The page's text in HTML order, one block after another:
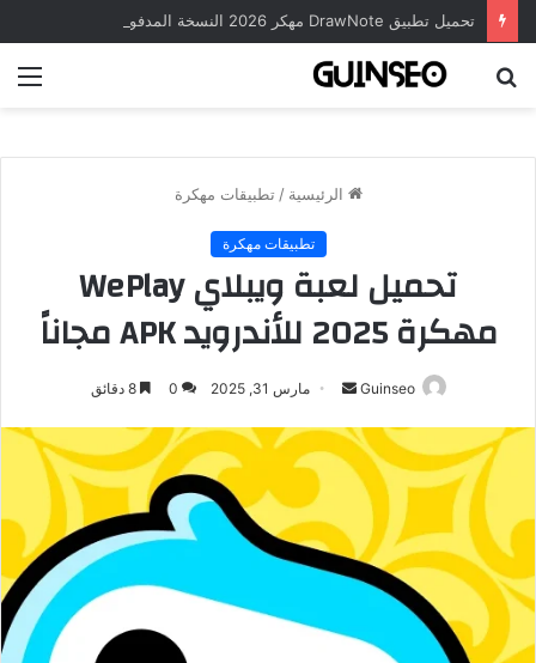
الرئيسية / تطبيقات مهكرة
تطبيقات مهكرة
تحميل لعبة ويبلاي WePlay
مهكرة 2025 للأندرويد APK مجاناً
Guinseo
أرسلمارس 31, 2025 0 8 دقائق